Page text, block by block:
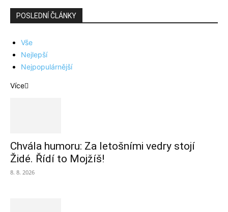
POSLEDNÍ ČLÁNKY
Vše
Nejlepší
Nejpopulárnější
Více
Chvála humoru: Za letošními vedry stojí
Židé. Řídí to Mojžíš!
8. 8. 2026